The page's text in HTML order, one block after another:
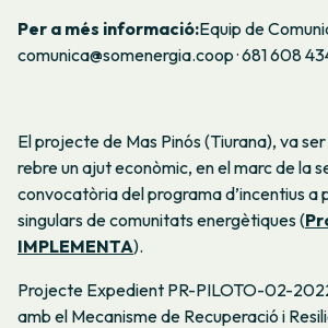
Per a més informació:Equip de
comunica@somenergia.coop · 681 608
El projecte de Mas Pinós (Tiurana), va
rebre un ajut econòmic, en el marc de la
convocatòria del programa d’incentius a
singulars de comunitats energètiques (
IMPLEMENTA).
Projecte Expedient PR-PILOTO-02-
amb el Mecanisme de Recuperació i